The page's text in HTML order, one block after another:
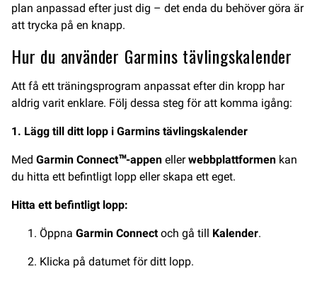
plan anpassad efter just dig – det enda du behöver göra är
att trycka på en knapp.
Hur du använder Garmins tävlingskalender
Att få ett träningsprogram anpassat efter din kropp har
aldrig varit enklare. Följ dessa steg för att komma igång:
1. Lägg till ditt lopp i Garmins tävlingskalender
Med Garmin Connect™-appen ellerwebbplattformen kan
du hitta ett befintligt lopp eller skapa ett eget.
Hitta ett befintligt lopp:
Öppna Garmin Connectoch gå till Kalender.
Klicka på datumet för ditt lopp.